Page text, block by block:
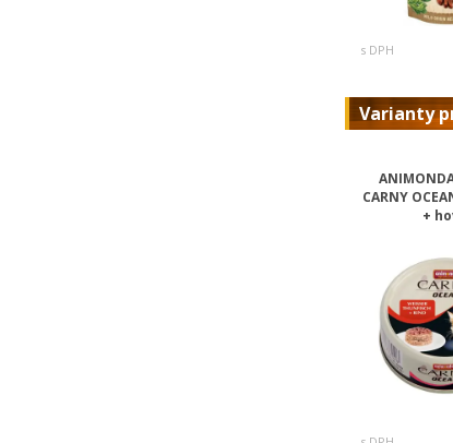
s DPH
Varianty
CARNY
+